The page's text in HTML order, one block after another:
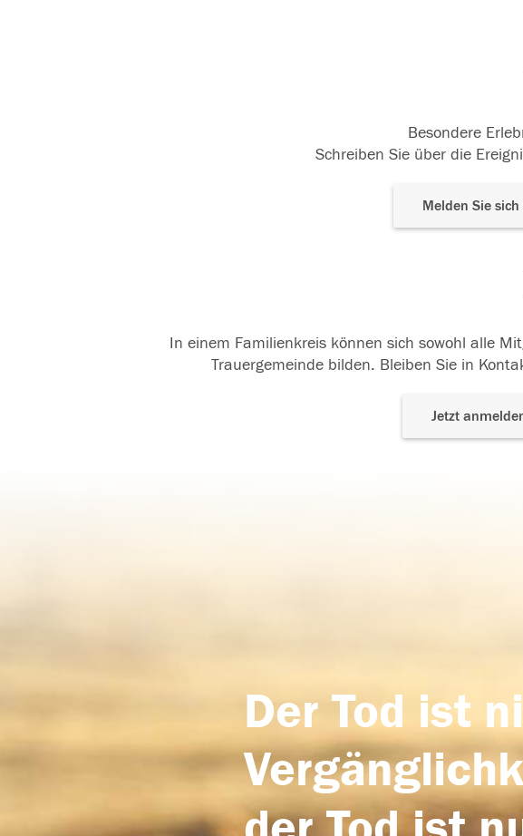
Besondere
Schreiben Sie über die
Melden Sie
In einem Familienkreis können sich sowohl alle
Trauergemeinde bilden. Bleiben Sie in
Jetzt
Der Tod ist